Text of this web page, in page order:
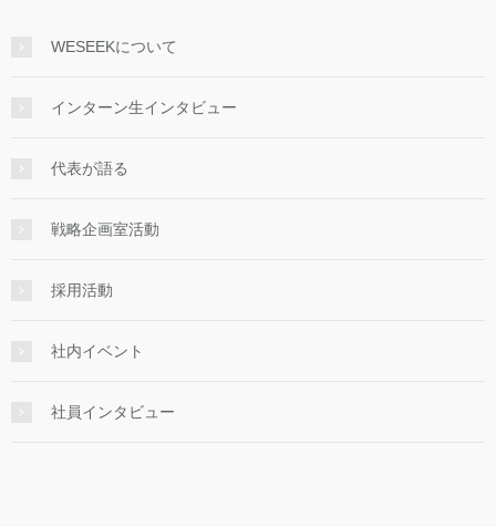
WESEEKについて
インターン生インタビュー
代表が語る
戦略企画室活動
採用活動
社内イベント
社員インタビュー